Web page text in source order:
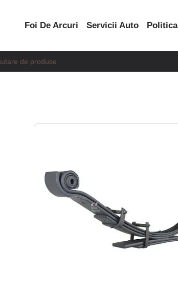
Foi De Arcuri Servicii Auto